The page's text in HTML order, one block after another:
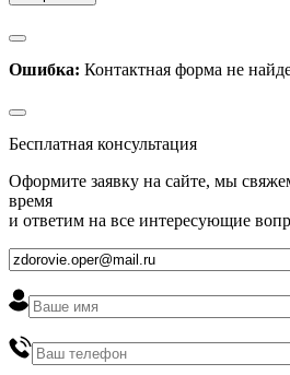
Ошибка: Контактная форма не
Бесплатная консультация
Оформите заявку на сайте, мы
время
и ответим на все интересующие